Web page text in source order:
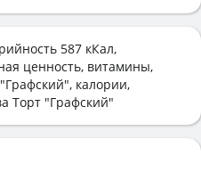
587 кКал,
ценность, витамины,
калории,
Торт "Графский"